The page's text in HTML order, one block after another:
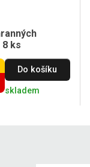
ks
Do košíku
skladem